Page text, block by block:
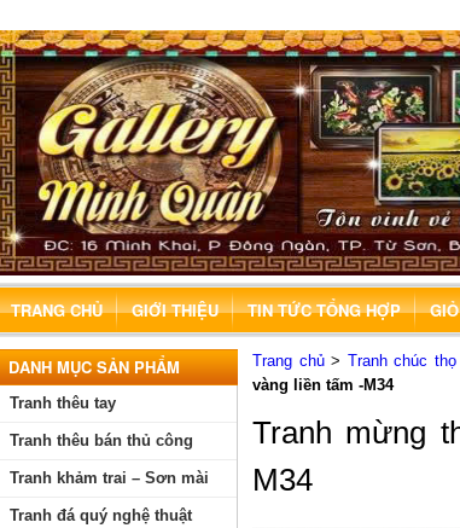
TRANG CHỦ GIỚI THIỆU TIN TỨC TỔNG HỢP
Trang chủ> Tranh chúc
vàng liền tấm -M34
Tranh mừng
M34
DANH MỤC SẢN PHẨM
Tranh thêu tay
Tranh thêu bán thủ công
Tranh khảm trai – Sơn mài
Tranh đá quý nghệ thuật